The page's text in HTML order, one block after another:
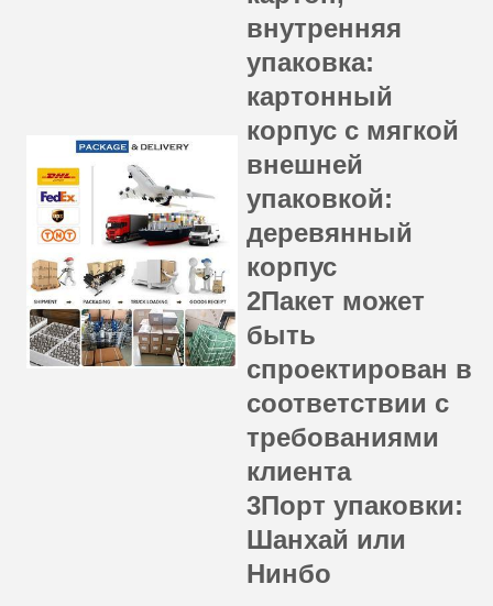
внутренняя
упаковка:
картонный
корпус с мягкой
внешней
упаковкой:
деревянный
корпус
2Пакет может
быть
спроектирован в
соответствии с
требованиями
клиента
3Порт упаковки:
Шанхай или
Нинбо